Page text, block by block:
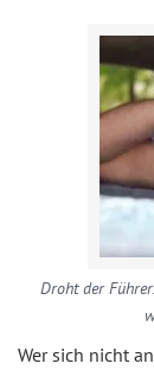
Droht der
Wer sich nicht